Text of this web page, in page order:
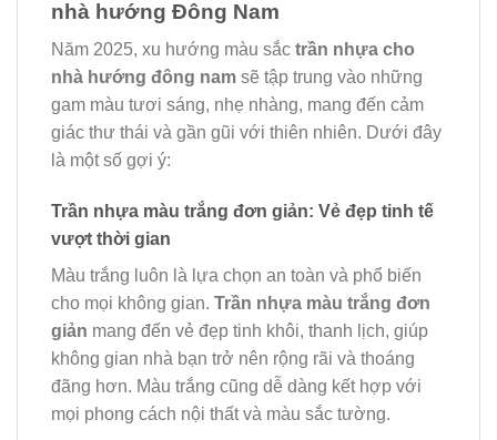
nhà hướng Đông Nam
Năm 2025, xu hướng màu sắc trần nhựa cho
nhà hướng đông nam sẽ tập trung vào những
gam màu tươi sáng, nhẹ nhàng, mang đến cảm
giác thư thái và gần gũi với thiên nhiên. Dưới đây
là một số gợi ý:
Trần nhựa màu trắng đơn giản: Vẻ đẹp tinh tế
vượt thời gian
Màu trắng luôn là lựa chọn an toàn và phổ biến
cho mọi không gian. Trần nhựa màu trắng đơn
giản mang đến vẻ đẹp tinh khôi, thanh lịch, giúp
không gian nhà bạn trở nên rộng rãi và thoáng
đãng hơn. Màu trắng cũng dễ dàng kết hợp với
mọi phong cách nội thất và màu sắc tường.